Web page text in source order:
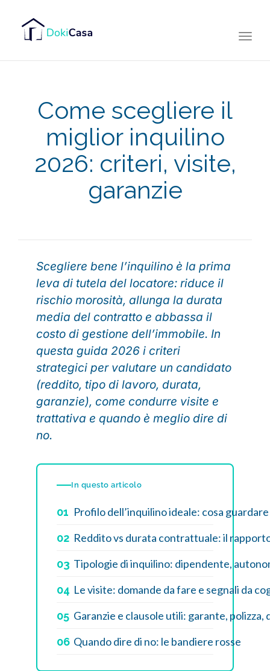
Come scegliere il
miglior inquilino
2026: criteri, visite,
garanzie
Scegliere bene l’inquilino è la prima
leva di tutela del locatore: riduce il
rischio morosità, allunga la durata
media del contratto e abbassa il
costo di gestione dell’immobile. In
questa guida 2026 i criteri
strategici per valutare un candidato
(reddito, tipo di lavoro, durata,
garanzie), come condurre visite e
trattativa e quando è meglio dire di
no.
In questo articolo
01 Profilo dell’inquilino ideale: cosa
02 Reddito vs durata contrattuale: il
03 Tipologie di inquilino: dipendente,
04 Le visite: domande da fare e segnali da
05 Garanzie e clausole utili: garante, polizza,
06 Quando dire di no: le bandiere rosse